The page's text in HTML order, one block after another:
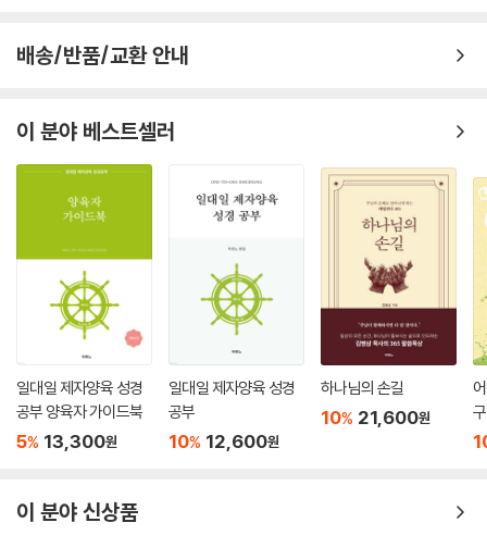
배송/반품/교환 안내
이 분야 베스트셀러
일대일 제자양육 성경
공부 양육자 가이드북
5% 13,300원
일대일 제자양육 성경
공부
10% 12,600원
하나님의 손길
10% 21,600원
북
이 분야 신상품